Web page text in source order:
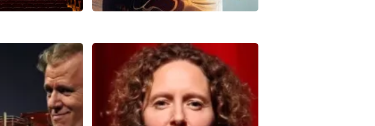
reviews 845+reviews
BEKIJKEN